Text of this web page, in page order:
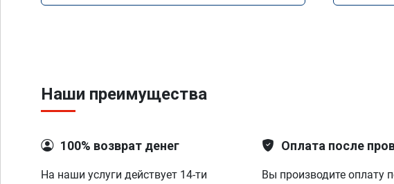
Наши преимущества
100% возврат денег
На наши услуги действует 14-ти
Оплата после
Вы производите оплату